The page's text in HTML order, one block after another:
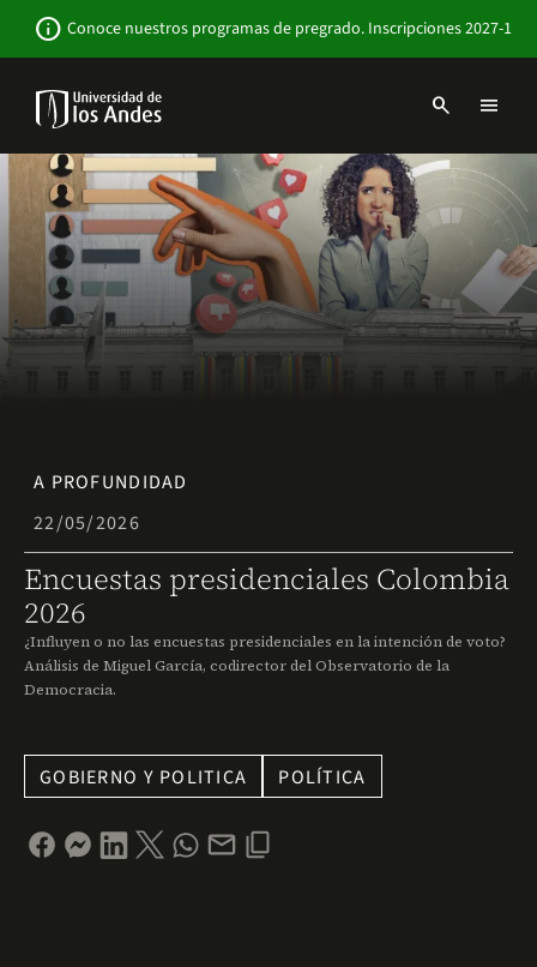
contenido
info Conoce nuestros programas de pregrado. Inscripciones 2027-1
Navbar
-
Sitio
Institucional
search menu
A PROFUNDIDAD
22/05/2026
Encuestas presidenciales Colombia
2026
¿Influyen o no las encuestas presidenciales en la intención de voto?
Análisis de Miguel García, codirector del Observatorio de la
Democracia.
GOBIERNO Y POLITICA POLÍTICA